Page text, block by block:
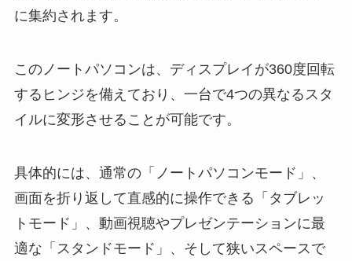
に集約されます。
このノートパソコンは、ディスプレイが360度回転
するヒンジを備えており、一台で4つの異なるスタ
イルに変形させることが可能です。
具体的には、通常の「ノートパソコンモード」、
画面を折り返して直感的に操作できる「タブレッ
トモード」、動画視聴やプレゼンテーションに最
適な「スタンドモード」、そして狭いスペースで